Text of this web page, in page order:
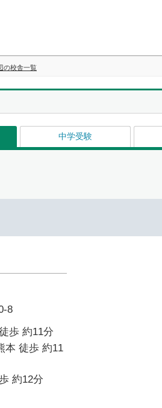
の校舎一覧
中学受験
8
歩 約11分
本 徒歩 約11
約12分